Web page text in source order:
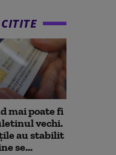
mai poate fi
vechi.
au stabilit
se...